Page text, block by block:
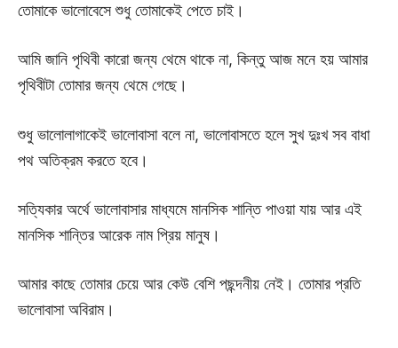
তোমাকে ভালোবেসে শুধু তোমাকেই পেতে চাই।
আমি জানি পৃথিবী কারো জন্য থেমে থাকে না, কিন্তু আজ মনে হয় আমার
পৃথিবীটা তোমার জন্য থেমে গেছে।
শুধু ভালোলাগাকেই ভালোবাসা বলে না, ভালোবাসতে হলে সুখ দুঃখ সব বাধা
পথ অতিক্রম করতে হবে।
সত্যিকার অর্থে ভালোবাসার মাধ্যমে মানসিক শান্তি পাওয়া যায় আর এই
মানসিক শান্তির আরেক নাম প্রিয় মানুষ।
আমার কাছে তোমার চেয়ে আর কেউ বেশি পছন্দনীয় নেই। তোমার প্রতি
ভালোবাসা অবিরাম।